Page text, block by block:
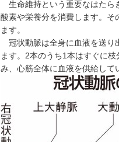
生命維持という重要なはたら
酸素や栄養分を消費します。そ
ます。
冠状動脈は全身に血液を送り
ます。2本のうち1本はすぐに
み、心筋全体に血液を供給して